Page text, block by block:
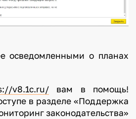
осведомленными о планах
v8.1c.ru/вам в помощь!
в разделе «Поддержка
законодательства»